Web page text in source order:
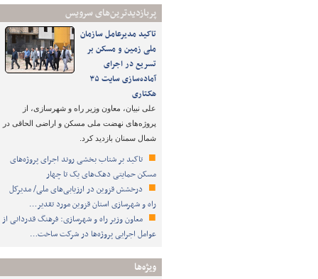
پربازدیدترین‌های سرویس
تاکید مدیرعامل سازمان
ملی زمین و مسکن بر
تسریع در اجرای
آماده‌سازی سایت ۳۵
هکتاری
علی نبیان، معاون وزیر راه و شهرسازی، از
پروژه‌های نهضت ملی مسکن و اراضی الحاقی در
شمال سمنان بازدید کرد.
تاکید بر شتاب ‌بخشی روند اجرای پروژه‌های
مسکن حمایتی دهک‌های یک تا چهار
درخشش قزوین در ارزیابی‌های ملی/ مدیرکل
راه و شهرسازی استان قزوین مورد تقدیر…
معاون وزیر راه و شهرسازی: فرهنگ قدردانی از
عوامل اجرایی پروژه‌ها در شرکت ساخت…
ویژه‌ها